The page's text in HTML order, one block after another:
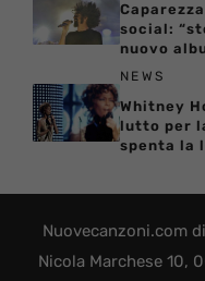
social:
nuovo
NEWS
Whitney
lutto per
spenta la
Nuovecanzoni.com
Nicola Marchese 10,